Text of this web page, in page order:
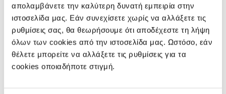
απολαμβάνετε την καλύτερη δυνατή εμπειρία στην
ιστοσελίδα μας. Εάν συνεχίσετε χωρίς να αλλάξετε τις
ρυθμίσεις σας, θα θεωρήσουμε ότι αποδέχεστε τη λήψη
όλων των cookies από την ιστοσελίδα μας. Ωστόσο, εάν
θέλετε μπορείτε να αλλάξετε τις ρυθμίσεις για τα
cookies οποιαδήποτε στιγμή.
προδιαγραφές EURO 6 ενώ προσφέρει εντυπωσιακή μέση
κατανάλωση με μόλις 5,4 λίτρα/100 χλμ, εξασφαλίζοντας
ιδιαίτερα χαμηλές εκπομπές ρύπων (127gr/km CO2) και
συνεπώς μειωμένα τέλη κυκλοφορίας. Ο νέος κινητήρας θα
προσφέρεται με τις τετρακίνητες εκδόσεις του Vitara και
θα μπορεί να συνδυαστεί τόσο με 6ταχυτο μηχανικό όσο